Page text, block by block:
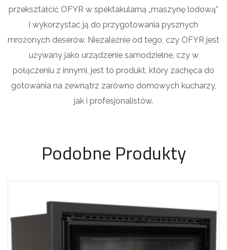
przekształcić OFYR w spektakularną „maszynę lodową”
i wykorzystać ją do przygotowania pysznych
mrożonych deserów. Niezależnie od tego, czy OFYR jest
używany jako urządzenie samodzielne, czy w
połączeniu z innymi, jest to produkt, który zachęca do
gotowania na zewnątrz zarówno domowych kucharzy,
jak i profesjonalistów.
Podobne Produkty